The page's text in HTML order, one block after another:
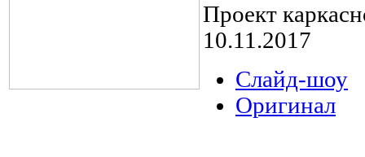
Проект
10.11.2017
Слайд-шоу
Оригинал